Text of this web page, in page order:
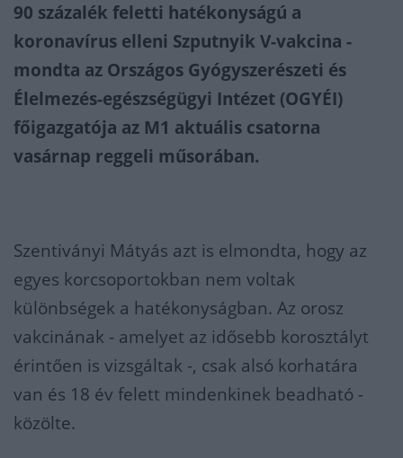
90 százalék feletti hatékonyságú a
koronavírus elleni Szputnyik V-vakcina -
mondta az Országos Gyógyszerészeti és
Élelmezés-egészségügyi Intézet (OGYÉI)
főigazgatója az M1 aktuális csatorna
vasárnap reggeli műsorában.
Szentiványi Mátyás azt is elmondta, hogy az
egyes korcsoportokban nem voltak
különbségek a hatékonyságban. Az orosz
vakcinának - amelyet az idősebb korosztályt
érintően is vizsgáltak -, csak alsó korhatára
van és 18 év felett mindenkinek beadható -
közölte.